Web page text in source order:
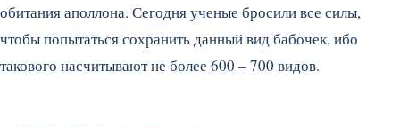
обитания аполлона. Сегодня ученые бросили все силы,
чтобы попытаться сохранить данный вид бабочек, ибо
такового насчитывают не более 600 – 700 видов.